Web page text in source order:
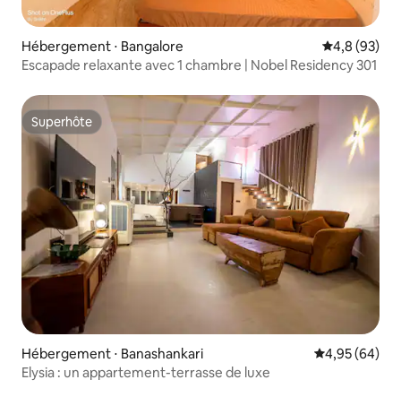
Hébergement ⋅ Bangalore Évaluation
4,8 (93)
Escapade relaxante avec 1 chambre | Nobel Residency 301
Superhôte
Superhôte
Hébergement ⋅ Banashankari Évaluation
4,95 (64)
Elysia : un appartement-terrasse de luxe